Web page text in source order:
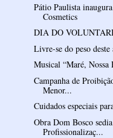
Pátio Paulista
Cosmetics
DIA DO
Livre-se do peso deste
Musical “Maré,
Campanha de
Menor...
Cuidados especiais
Obra Dom Bosco
Profissionalizaç...